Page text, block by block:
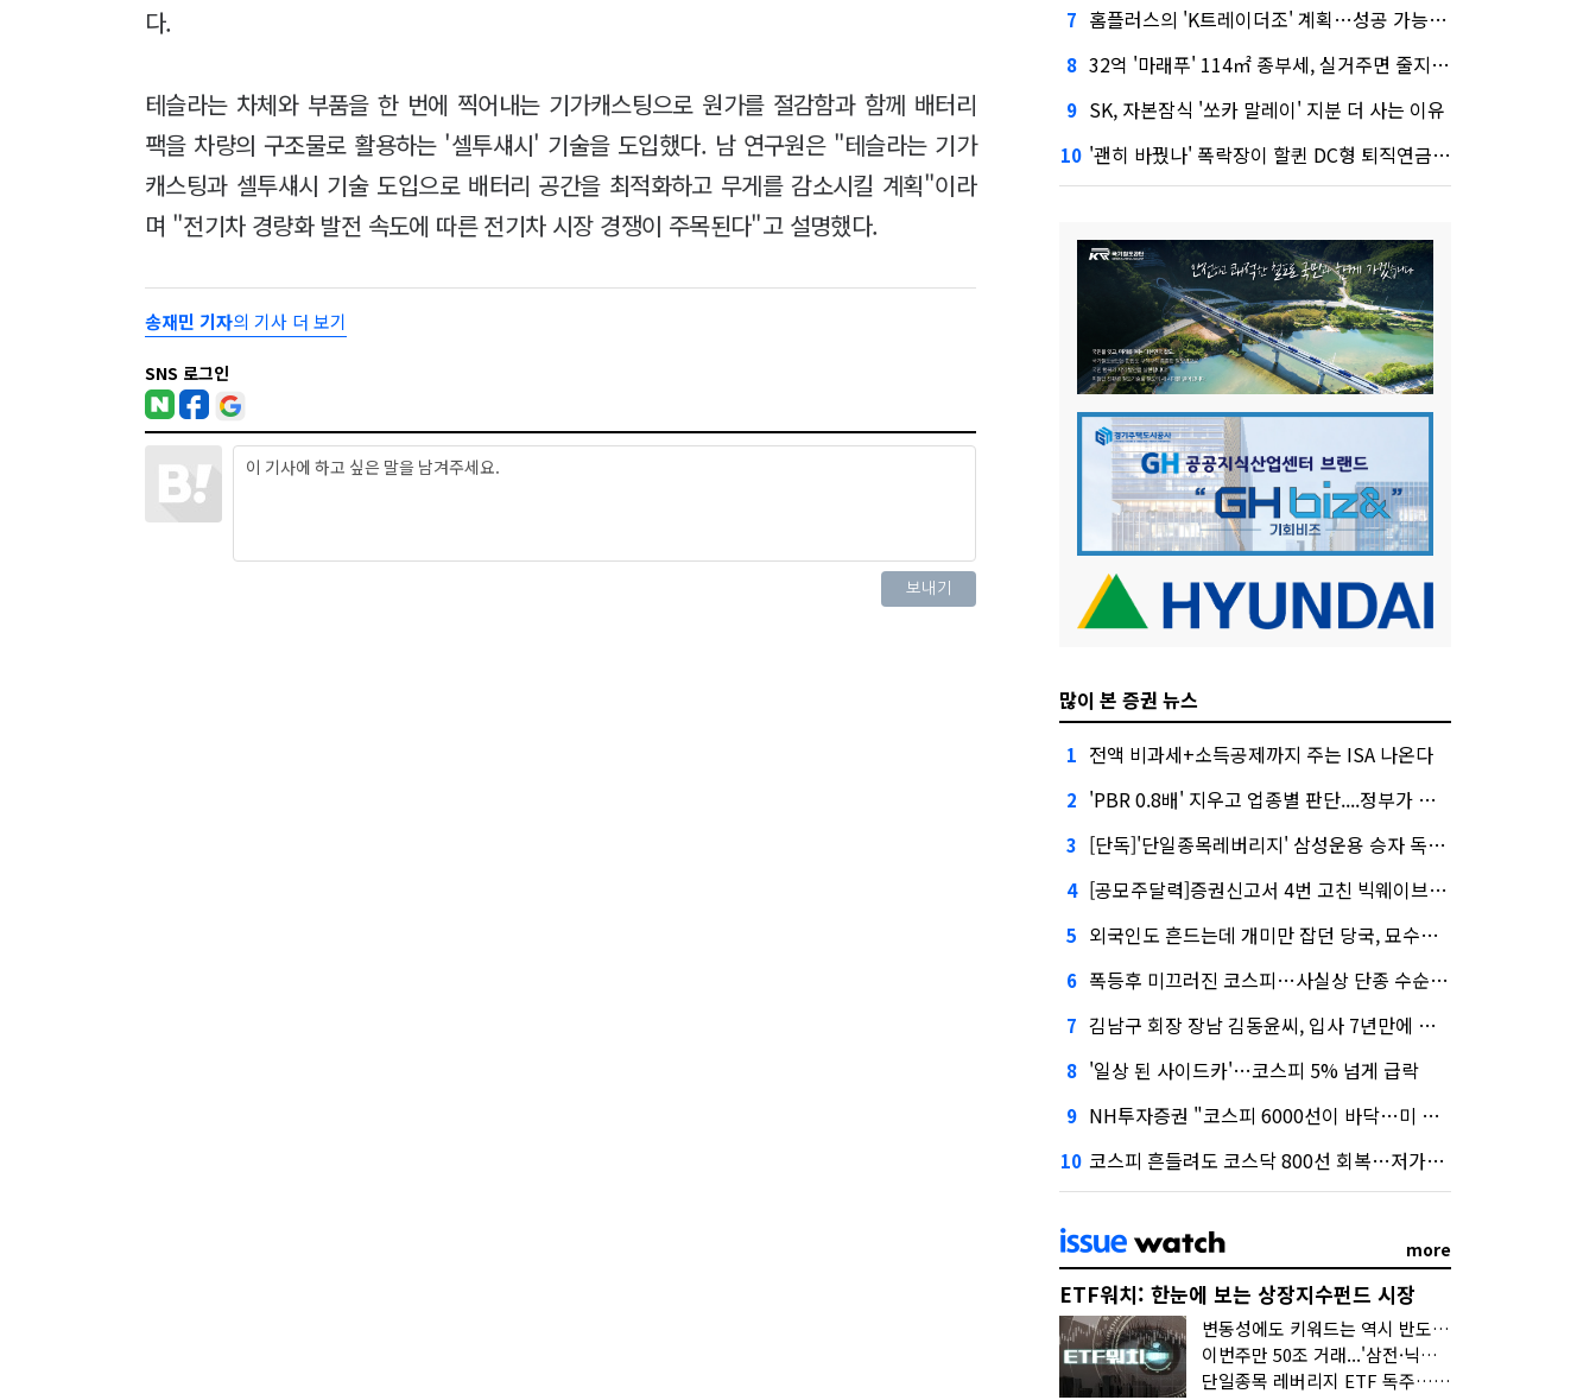
다.
테슬라는 차체와 부품을 한 번에 찍어내는 기가캐스팅으로 원가를 절감함과 함께 배터리
팩을 차량의 구조물로 활용하는 '셀투섀시' 기술을 도입했다. 남 연구원은 "테슬라는 기가
캐스팅과 셀투섀시 기술 도입으로 배터리 공간을 최적화하고 무게를 감소시킬 계획"이라
며 "전기차 경량화 발전 속도에 따른 전기차 시장 경쟁이 주목된다"고 설명했다.
송재민 기자의 기사 더 보기
SNS 로그인
7 홈플러스의 'K트레이더조' 계획…성공 가능성은 '글쎄'
8 32억 '마래푸' 114㎡ 종부세, 실거주면 줄지만 안 살면 2.5배
9 SK, 자본잠식 '쏘카 말레이' 지분 더 사는 이유
10 '괜히 바꿨나' 폭락장이 할퀸 DC형 퇴직연금…전문가 조언은
많이 본 증권 뉴스
1 전액 비과세+소득공제까지 주는 ISA 나온다
2 'PBR 0.8배' 지우고 업종별 판단....정부가 제시한 '주가 누르기' 방지법
3 [단독]'단일종목레버리지' 삼성운용 승자 독식...운용수익 미래에셋의 6배
4 [공모주달력]증권신고서 4번 고친 빅웨이브로보틱스, 수요예측
5 외국인도 흔드는데 개미만 잡던 당국, 묘수는 과다호가부담금?
6 폭등후 미끄러진 코스피…사실상 단종 수순 밟는 '단종레'
7 김남구 회장 장남 김동윤씨, 입사 7년만에 한투증권 임원 승진
8 '일상 된 사이드카'…코스피 5% 넘게 급락
9 NH투자증권 "코스피 6000선이 바닥…미 금리 안정 후 추가 회복"
10 코스피 흔들려도 코스닥 800선 회복…저가매수세 유입
more
ETF워치: 한눈에 보는 상장지수펀드 시장
변동성에도 키워드는 역시 반도체…신상품은 우주·방산
이번주만 50조 거래...'삼전·닉스 레버리지' 수익률은 -30%
단일종목 레버리지 ETF 독주…'증시 블랙홀'